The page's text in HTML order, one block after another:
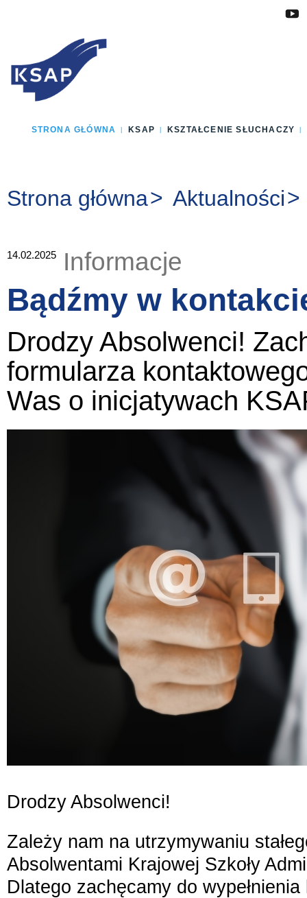
STRONA GŁÓWNA KSAP KSZTAŁCENIE SŁUCHACZY
Jesteś tutaj:
Strona główna Aktualności
14.02.2025 Informacje
Bądźmy w
Drodzy Absolwenci!
formularza
Was o inicjatywach
Drodzy Absolwenci!
Zależy nam na utrzymywaniu
Absolwentami Krajowej Szkoły
Dlatego zachęcamy do